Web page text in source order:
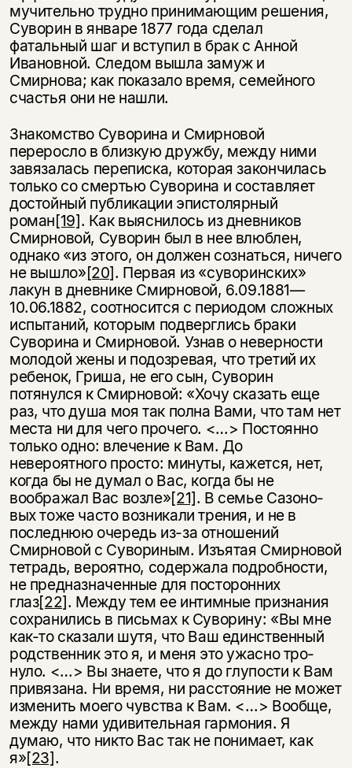
мучительно трудно принимающим решения,
Суворин в январе 1877 года сделал
фатальный шаг и вступил в брак с Анной
Ивановной. Следом вышла замуж и
Смирнова; как показало время, семейного
счастья они не нашли.
Знакомство Суворина и Смирновой
переросло в близкую дружбу, между ними
завязалась переписка, которая закончилась
только со смертью Суворина и составляет
достойный публикации эпистолярный
роман[19]. Как выяснилось из дневников
Смирновой, Суворин был в нее влюблен,
однако «из этого, он должен сознаться, ничего
не вышло»[20]. Первая из «суворинских»
лакун в дневнике Смирновой, 6.09.1881—
10.06.1882, соотносится с периодом слож­ных
испытаний, которым подверглись браки
Суворина и Смирновой. Узнав о неверности
молодой жены и подозревая, что третий их
ребенок, Гриша, не его сын, Суворин
потянулся к Смирновой: «Хочу сказать еще
раз, что душа моя так полна Вами, что там нет
места ни для чего прочего. <…> Постоянно
только одно: влечение к Вам. До
невероятного просто: минуты, кажется, нет,
когда бы не думал о Вас, когда бы не
воображал Вас возле»[21]. В семье Сазоно­
вых тоже часто возникали трения, и не в
последнюю очередь из-за отношений
Смирновой с Сувориным. Изъятая Смирновой
тетрадь, вероятно, содержала подробности,
не предназначенные для посторонних
глаз[22]. Между тем ее ин­тимные признания
сохранились в письмах к Суворину: «Вы мне
как-то ска­зали шутя, что Ваш единственный
родственник это я, и меня это ужасно тро­
нуло. <…> Вы знаете, что я до глупости к Вам
привязана. Ни время, ни расстояние не может
изменить моего чувства к Вам. <…> Вообще,
между нами удивительная гармония. Я
думаю, что никто Вас так не понимает, как
я»[23].